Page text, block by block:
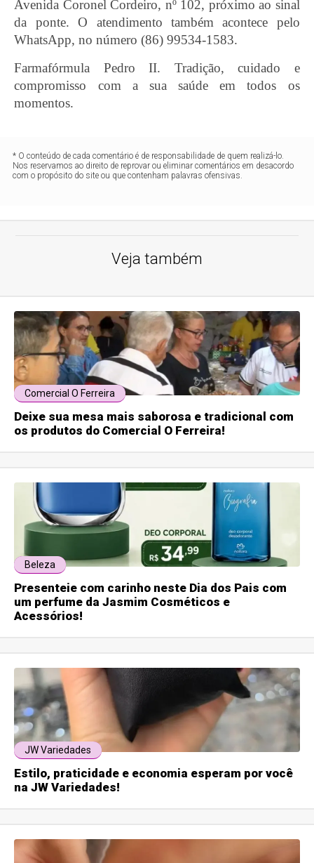
Avenida Coronel Cordeiro, nº 102, próximo ao sinal
da ponte. O atendimento também acontece pelo
WhatsApp, no número (86) 99534-1583.
Farmafórmula Pedro II. Tradição, cuidado e
compromisso com a sua saúde em todos os
momentos.
* O conteúdo de cada comentário é de responsabilidade de quem realizá-lo.
Nos reservamos ao direito de reprovar ou eliminar comentários em desacordo
com o propósito do site ou que contenham palavras ofensivas.
Veja também
Comercial O Ferreira
Deixe sua mesa mais saborosa e tradicional com
os produtos do Comercial O Ferreira!
Beleza
Presenteie com carinho neste Dia dos Pais com
um perfume da Jasmim Cosméticos e
Acessórios!
JW Variedades
Estilo, praticidade e economia esperam por você
na JW Variedades!